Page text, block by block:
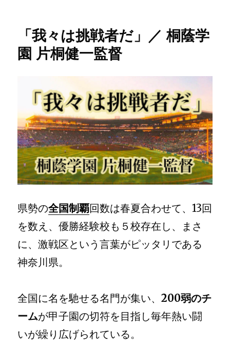
の
成
果
す
る
こ
と
が
最
大
の
目
／
桐
蔭
園
一
監
督
の
「我々は挑戦者だ」／ 桐蔭学
園 片桐健一監督
県勢の全国制覇回数は春夏合わせて、13回
を数え、優勝経験校も５校存在し、まさ
に、激戦区という言葉がピッタリである
神奈川県。
全国に名を馳せる名門が集い、200弱のチ
ームが甲子園の切符を目指し毎年熱い闘
いが繰り広げられている。